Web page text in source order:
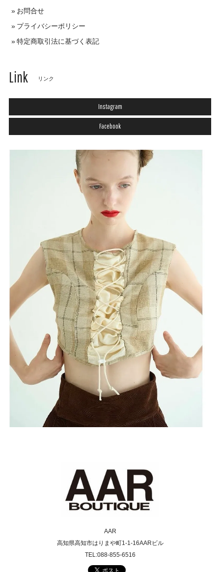
お問合せ
プライバシーポリシー
特定商取引法に基づく表記
Link リンク
Instagram
Facebook
AAR
高知県高知市はりまや町1-1-16AARビル
TEL:088-855-6516